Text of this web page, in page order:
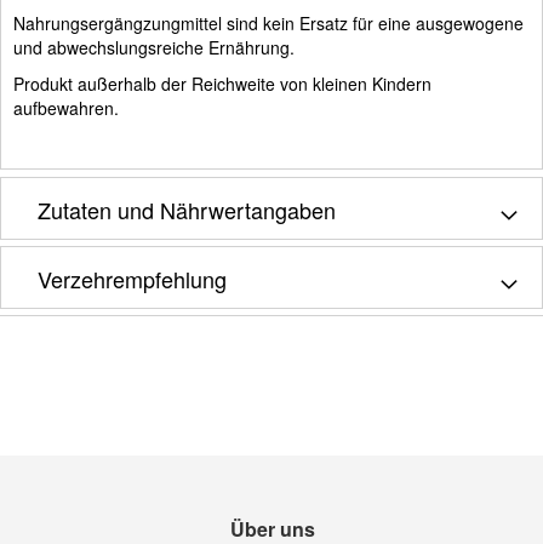
Nahrungsergängzungmittel sind kein Ersatz für eine ausgewogene
und abwechslungsreiche Ernährung.
Produkt außerhalb der Reichweite von kleinen Kindern
aufbewahren.
Zutaten und Nährwertangaben
Verzehrempfehlung
Über uns